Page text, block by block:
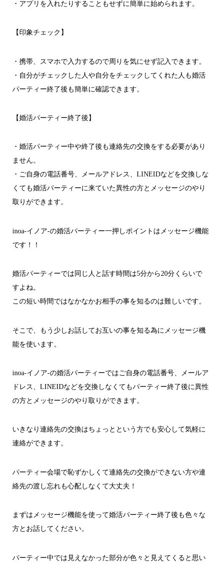
・アプリを入れたりすることもせずに簡単に始められます。
【印象チェック】
・携帯、スマホで入力するので周りを気にせず記入できます。
・自分がチェックした人や自分をチェックしてくれた人も婚活
パーティー終了後も簡単に確認できます。
【婚活パーティー終了後】
・婚活パーティー中や終了後も連絡先の交換をする必要があり
ません。
・ご自身の電話番号、メールアドレス、LINEIDなどを交換しな
くても婚活パーティーに来ていた異性の方とメッセージのやり
取りができます。
inoa-イノア-の婚活パーティー一押しポイントはメッセージ機能
です！！
婚活パーティーでは同じ人と話す時間は5分から20分くらいで
すよね。
この短い時間ではなかなかお相手の事を知るのは難しいです。
そこで、もう少しお話してお互いの事を知る為にメッセージ機
能を使います。
inoa-イノア-の婚活パーティーではご自身の電話番号、メールア
ドレス、LINEIDなどを交換しなくてもパーティー終了後に異性
の方とメッセージのやり取りができます。
いきなり連絡先の交換はちょっとという方でも安心して気軽に
連絡ができます。
パーティー会場で恥ずかしくて連絡先の交換ができない方や連
絡先の渡し忘れも心配しなくて大丈夫！
まずはメッセージ機能を使って婚活パーティー終了後も色々な
方とお話してください。
パーティー中では見えなかった部分が色々と見えてくると思い